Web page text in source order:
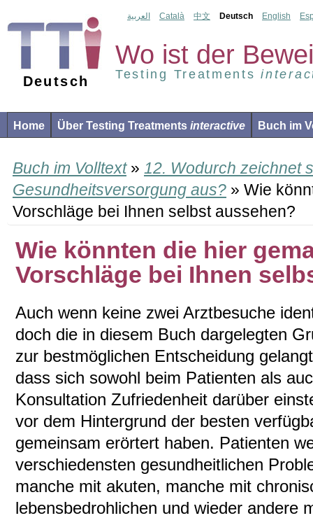
Deutsch
Wo ist der
Testing Treatments
العربية Català 中文 Deutsch English
Home Über Testing Treatments interactive Buch im
Buch im Volltext» 12. Wodurch zeichnet
Gesundheitsversorgung aus? » Wie
Vorschläge bei Ihnen selbst aussehen?
Wie könnten die hier
Vorschläge bei Ihnen
Auch wenn keine zwei Arztbesuche
doch die in diesem Buch dargelegten
zur bestmöglichen Entscheidung
dass sich sowohl beim Patienten als
Konsultation Zufriedenheit darüber
vor dem Hintergrund der besten
gemeinsam erörtert haben. Patienten
verschiedensten gesundheitlichen
manche mit akuten, manche mit
lebensbedrohlichen und wieder andere